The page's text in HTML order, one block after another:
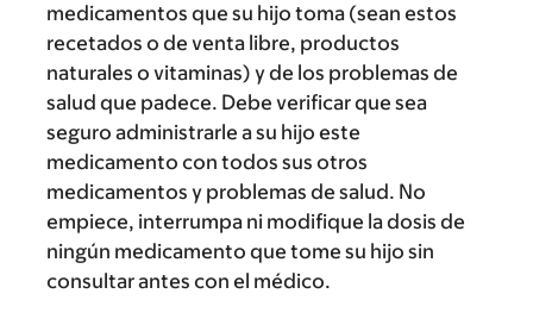
medicamentos que su hijo toma (sean estos
recetados o de venta libre, productos
naturales o vitaminas) y de los problemas de
salud que padece. Debe verificar que sea
seguro administrarle a su hijo este
medicamento con todos sus otros
medicamentos y problemas de salud. No
empiece, interrumpa ni modifique la dosis de
ningún medicamento que tome su hijo sin
consultar antes con el médico.